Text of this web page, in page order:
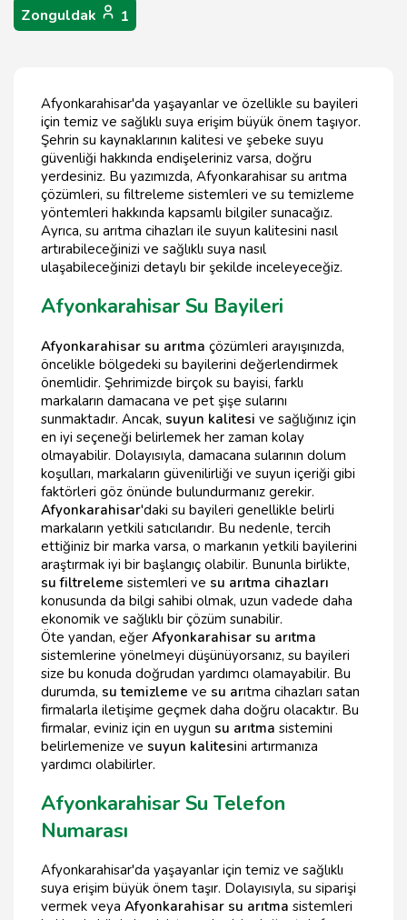
Zonguldak 1
Afyonkarahisar'da yaşayanlar ve özellikle su bayileri
için temiz ve sağlıklı suya erişim büyük önem taşıyor.
Şehrin su kaynaklarının kalitesi ve şebeke suyu
güvenliği hakkında endişeleriniz varsa, doğru
yerdesiniz. Bu yazımızda, Afyonkarahisar su arıtma
çözümleri, su filtreleme sistemleri ve su temizleme
yöntemleri hakkında kapsamlı bilgiler sunacağız.
Ayrıca, su arıtma cihazları ile suyun kalitesini nasıl
artırabileceğinizi ve sağlıklı suya nasıl
ulaşabileceğinizi detaylı bir şekilde inceleyeceğiz.
Afyonkarahisar Su Bayileri
Afyonkarahisar su arıtma çözümleri arayışınızda,
öncelikle bölgedeki su bayilerini değerlendirmek
önemlidir. Şehrimizde birçok su bayisi, farklı
markaların damacana ve pet şişe sularını
sunmaktadır. Ancak, suyun kalitesi ve sağlığınız için
en iyi seçeneği belirlemek her zaman kolay
olmayabilir. Dolayısıyla, damacana sularının dolum
koşulları, markaların güvenilirliği ve suyun içeriği gibi
faktörleri göz önünde bulundurmanız gerekir.
Afyonkarahisar'daki su bayileri genellikle belirli
markaların yetkili satıcılarıdır. Bu nedenle, tercih
ettiğiniz bir marka varsa, o markanın yetkili bayilerini
araştırmak iyi bir başlangıç olabilir. Bununla birlikte,
su filtreleme sistemleri ve su arıtma cihazları
konusunda da bilgi sahibi olmak, uzun vadede daha
ekonomik ve sağlıklı bir çözüm sunabilir.
Öte yandan, eğer Afyonkarahisar su arıtma
sistemlerine yönelmeyi düşünüyorsanız, su bayileri
size bu konuda doğrudan yardımcı olamayabilir. Bu
durumda, su temizleme ve su arıtma cihazları satan
firmalarla iletişime geçmek daha doğru olacaktır. Bu
firmalar, eviniz için en uygun su arıtma sistemini
belirlemenize ve suyun kalitesini artırmanıza
yardımcı olabilirler.
Afyonkarahisar Su Telefon
Numarası
Afyonkarahisar'da yaşayanlar için temiz ve sağlıklı
suya erişim büyük önem taşır. Dolayısıyla, su siparişi
vermek veya Afyonkarahisar su arıtma sistemleri